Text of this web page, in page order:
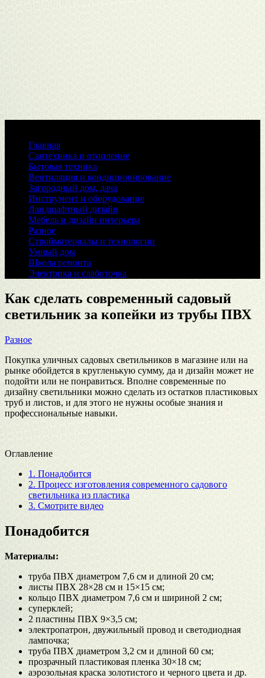
Главная
Сантехника и отопление
Бытовая техника
Вентиляция и кондиционирование
Загородный дом, дача
Инструмент и оборудование
Ландшафтный дизайн
Мебель и дизайн интерьера
Разное
Стройматериалы и технологии
Умный дом
Школа ремонта
Электрика и слаботочка
Как сделать современный садовый
светильник за копейки из трубы ПВХ
Разное
Покупка уличных садовых светильников в магазине или на
рынке обойдется в кругленькую сумму, да и дизайн может не
подойти или не понравиться. Вполне современные по
дизайну светильники можно сделать из остатков пластиковых
труб и листов, и для этого не нужны особые знания и
профессиональные навыки.
Оглавление
1. Понадобится
2. Процесс изготовления современного садового
светильника из пластика
3. Смотрите видео
Понадобится
Материалы:
труба ПВХ диаметром 7,6 см и длиной 20 см;
листы ПВХ 28×28 см и 15×15 см;
кольцо ПВХ диаметром 7,6 см и шириной 2 см;
суперклей;
2 пластины ПВХ 9×3,5 см;
электропатрон, двужильный провод и светодиодная
лампочка;
труба ПВХ диаметром 3,2 см и длиной 60 см;
прозрачный пластиковая пленка 30×18 см;
аэрозольная краска золотистого и черного цвета и др.